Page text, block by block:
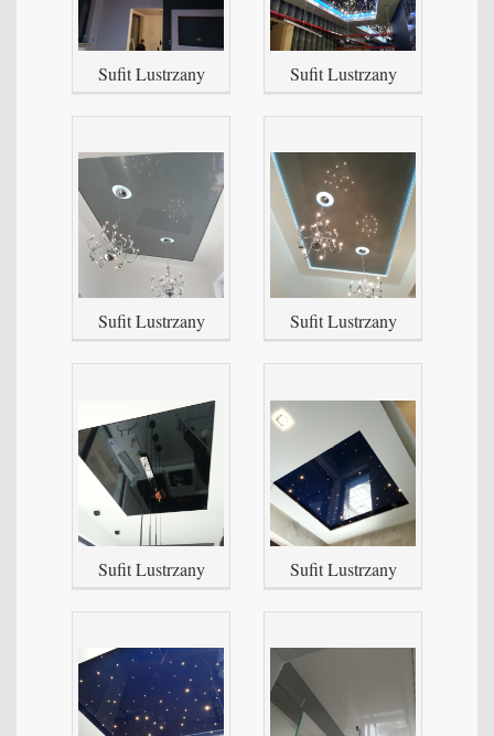
Sufit Lustrzany Sufit Lustrzany
Sufit Lustrzany Sufit Lustrzany
Sufit Lustrzany Sufit Lustrzany